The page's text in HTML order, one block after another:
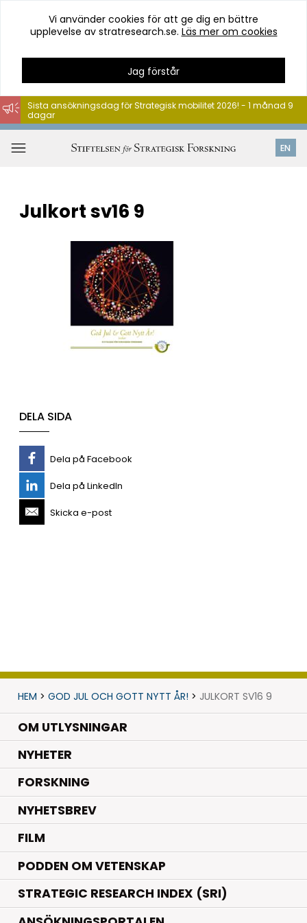
Hoppa
till
innehåll
Vi använder cookies för att ge dig en bättre
upplevelse av stratresearch.se. Läs mer om cookies
Jag förstår
EN
Sista ansökningsdag för Strategisk mobilitet 2026! - 1 månad 9
dagar
Julkort sv16 9
DELA SIDA
Dela på Facebook
Dela på LinkedIn
Skicka e-post
HEM > GOD JUL OCH GOTT NYTT ÅR! > JULKORT SV16 9
OM UTLYSNINGAR
NYHETER.
FORSKNING.
NYHETSBREV
FILM
PODDEN OM VETENSKAP
STRATEGIC RESEARCH INDEX (SRI)